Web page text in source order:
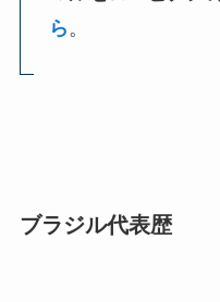
ら 。
ブラジル代表歴